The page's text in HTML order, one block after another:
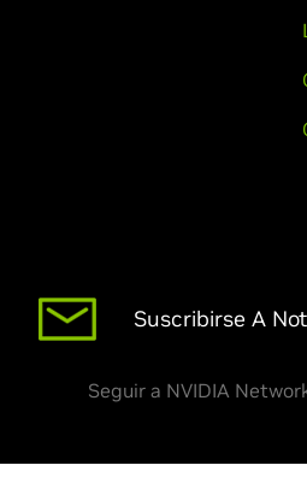
Suscribirse A
Seguir a NVIDIA